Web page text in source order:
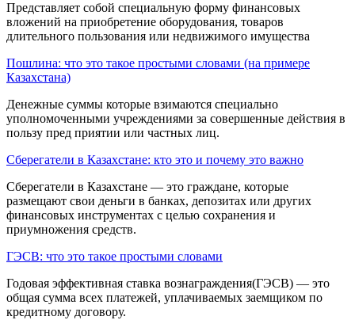
Представляет собой специальную форму финансовых
вложений на приобретение оборудования, товаров
длительного пользова­ния или недвижимого имущества
Пошлина: что это такое простыми словами (на примере
Казахстана)
Денежные суммы которые взи­маются специально
уполномоченными учрежде­ниями за совершенные действия в
пользу пред приятии или частных лиц.
Сберегатели в Казахстане: кто это и почему это важно
Сберегатели в Казахстане — это граждане, которые
размещают свои деньги в банках, депозитах или других
финансовых инструментах с целью сохранения и
приумножения средств.
ГЭСВ: что это такое простыми словами
Годовая эффективная ставка вознаграждения(ГЭСВ) — это
общая сумма всех платежей, уплачиваемых заемщиком по
кредитному договору.